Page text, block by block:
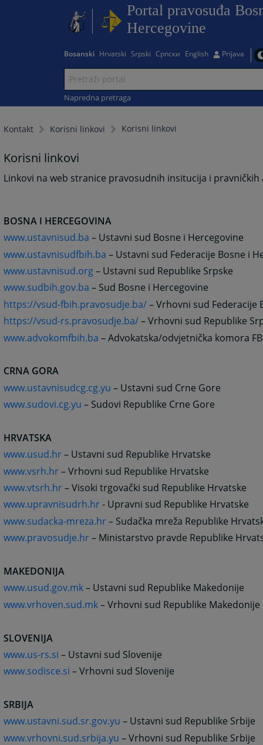
Portal pravosuđa
Hercegovine
Bosanski Hrvatski Srpski Српски English Prijava
Napredna pretraga
Kontakt Korisni linkovi Korisni linkovi
Korisni linkovi
Linkovi na web stranice pravosudnih insitucija i pravničkih
BOSNA I HERCEGOVINA
www.ustavnisud.ba – Ustavni sud Bosne i Hercegovine
www.ustavnisudfbih.ba – Ustavni sud Federacije Bosne i
www.ustavnisud.org– Ustavni sud Republike Srpske
www.sudbih.gov.ba – Sud Bosne i Hercegovine
https://vsud-fbih.pravosudje.ba/– Vrhovni sud Federacije
https://vsud-rs.pravosudje.ba/–Vrhovni sud Republike
www.advokomfbih.ba – Advokatska/odvjetnička komora
CRNA GORA
www.ustavnisudcg.cg.yu – Ustavni sud Crne Gore
www.sudovi.cg.yu – Sudovi Republike Crne Gore
HRVATSKA
www.usud.hr– Ustavni sud Republike Hrvatske
www.vsrh.hr– Vrhovni sud Republike Hrvatske
www.vtsrh.hr– Visoki trgovački sud Republike Hrvatske
www.upravnisudrh.hr- Upravni sud Republike Hrvatske
www.sudacka-mreza.hr– Sudačka mreža Republike
www.pravosudje.hr– Ministarstvo pravde Republike
MAKEDONIJA
www.usud.gov.mk– Ustavni sud Republike Makedonije
www.vrhoven.sud.mk– Vrhovni sud Republike Makedonije
SLOVENIJA
www.us-rs.si – Ustavni sud Slovenije
www.sodisce.si – Vrhovni sud Slovenije
SRBIJA
www.ustavni.sud.sr.gov.yu – Ustavni sud Republike Srbije
www.vrhovni.sud.srbija.yu – Vrhovni sud Republike Srbije